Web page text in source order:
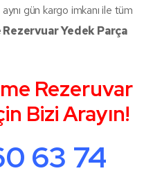
gün kargo imkanı ile tüm
Rezervuar Yedek Parça
Rezeruvar
Bizi Arayın!
63 74